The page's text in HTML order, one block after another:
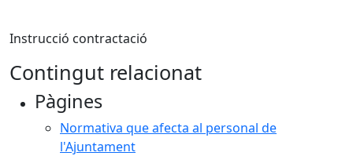
Instrucció contractació
Contingut relacionat
Pàgines
Normativa que afecta al personal de
l'Ajuntament